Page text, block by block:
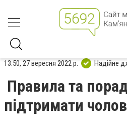
13:50, 27 вересня 2022 р. Надійне
Правила та
підтримати